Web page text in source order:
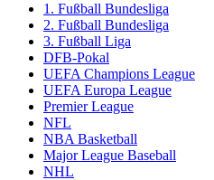
1. Fußball Bundesliga
2. Fußball Bundesliga
3. Fußball Liga
DFB-Pokal
UEFA Champions League
UEFA Europa League
Premier League
NFL
NBA Basketball
Major League Baseball
NHL